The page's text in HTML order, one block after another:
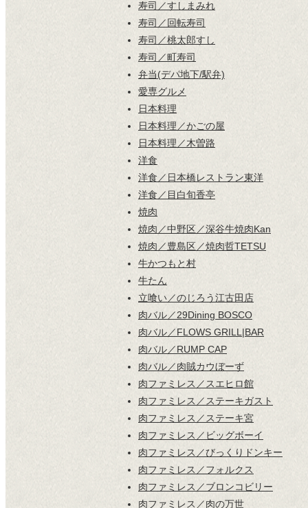
寿司／すしまみれ
寿司／回転寿司
寿司／桃太郎すし
寿司／町寿司
弁当(デパ地下/駅弁)
愛専グルメ
日本料理
日本料理／かごの屋
日本料理／木曽路
洋食
洋食／日本橋レストラン東洋
洋食／目白旬香亭
焼肉
焼肉／中野区／深谷牛焼肉Kan
焼肉／豊島区／焼肉哲TETSU
牛かつもと村
牛たん
立喰い／のじろう江古田店
肉バル／29Dining BOSCO
肉バル／FLOWS GRILL|BAR
肉バル／RUMP CAP
肉バル／肉賊カウぼーず
肉ファミレス／スエヒロ館
肉ファミレス／ステーキガスト
肉ファミレス／ステーキ宮
肉ファミレス／ビッグボーイ
肉ファミレス／びっくりドンキー
肉ファミレス／フォルクス
肉ファミレス／ブロンコビリー
肉ファミレス／肉の万世